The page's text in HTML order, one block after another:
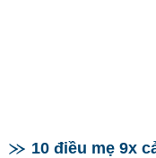
10 điều mẹ 9x